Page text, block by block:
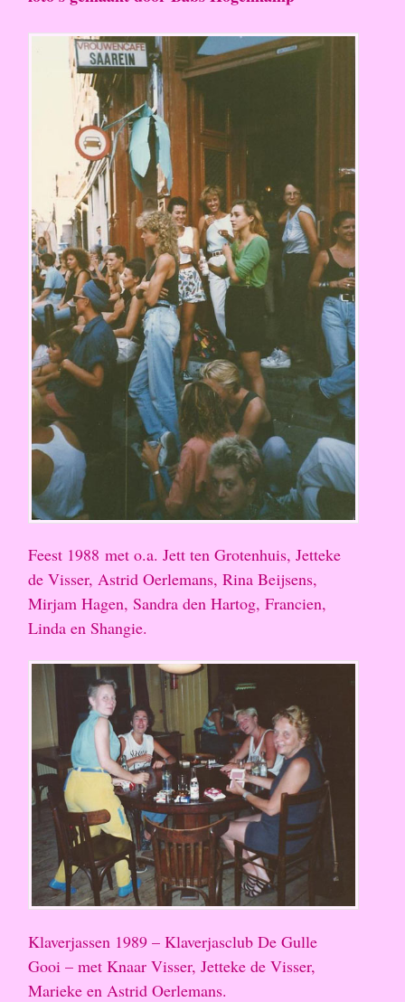
Feest 1988 met o.a. Jett ten Grotenhuis, Jetteke
de Visser, Astrid Oerlemans, Rina Beijsens,
Mirjam Hagen, Sandra den Hartog, Francien,
Linda en Shangie.
Klaverjassen 1989 – Klaverjasclub De Gulle
Gooi – met Knaar Visser, Jetteke de Visser,
Marieke en Astrid Oerlemans.